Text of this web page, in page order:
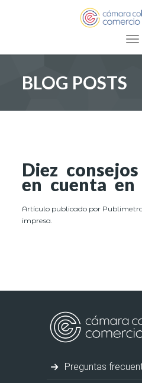
BLOG POSTS
Diez
en cuenta en
Artículo publicado por
impresa.
Preguntas